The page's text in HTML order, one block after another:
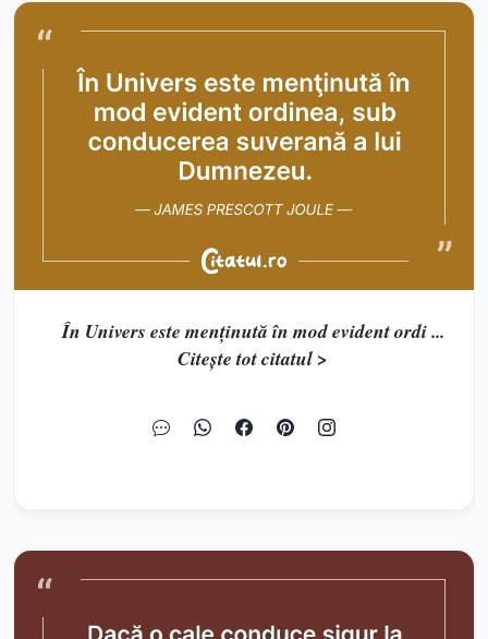
În Univers este menţinută în mod evident ordi ...
Citește tot citatul >